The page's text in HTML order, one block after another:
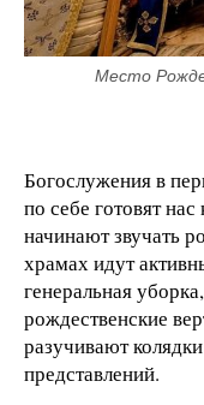
Место
Богослужения в
по себе готовят
начинают звучать
храмах идут
генеральная
рождественские
разучивают
представлений.